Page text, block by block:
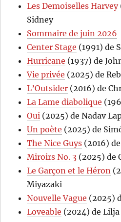
Les Demoiselles Harvey
Sidney
Sommaire de juin 2026
Center Stage (1991) de
Hurricane (1937) de
Vie privée (2025) de
L’Outsider (2016) de
La Lame diabolique
Oui (2025) de Nadav
Un poète (2025) de
The Nice Guys (2016)
Miroirs No. 3 (2025) de
Le Garçon et le Héron
Miyazaki
Nouvelle Vague (2025)
Loveable (2024) de